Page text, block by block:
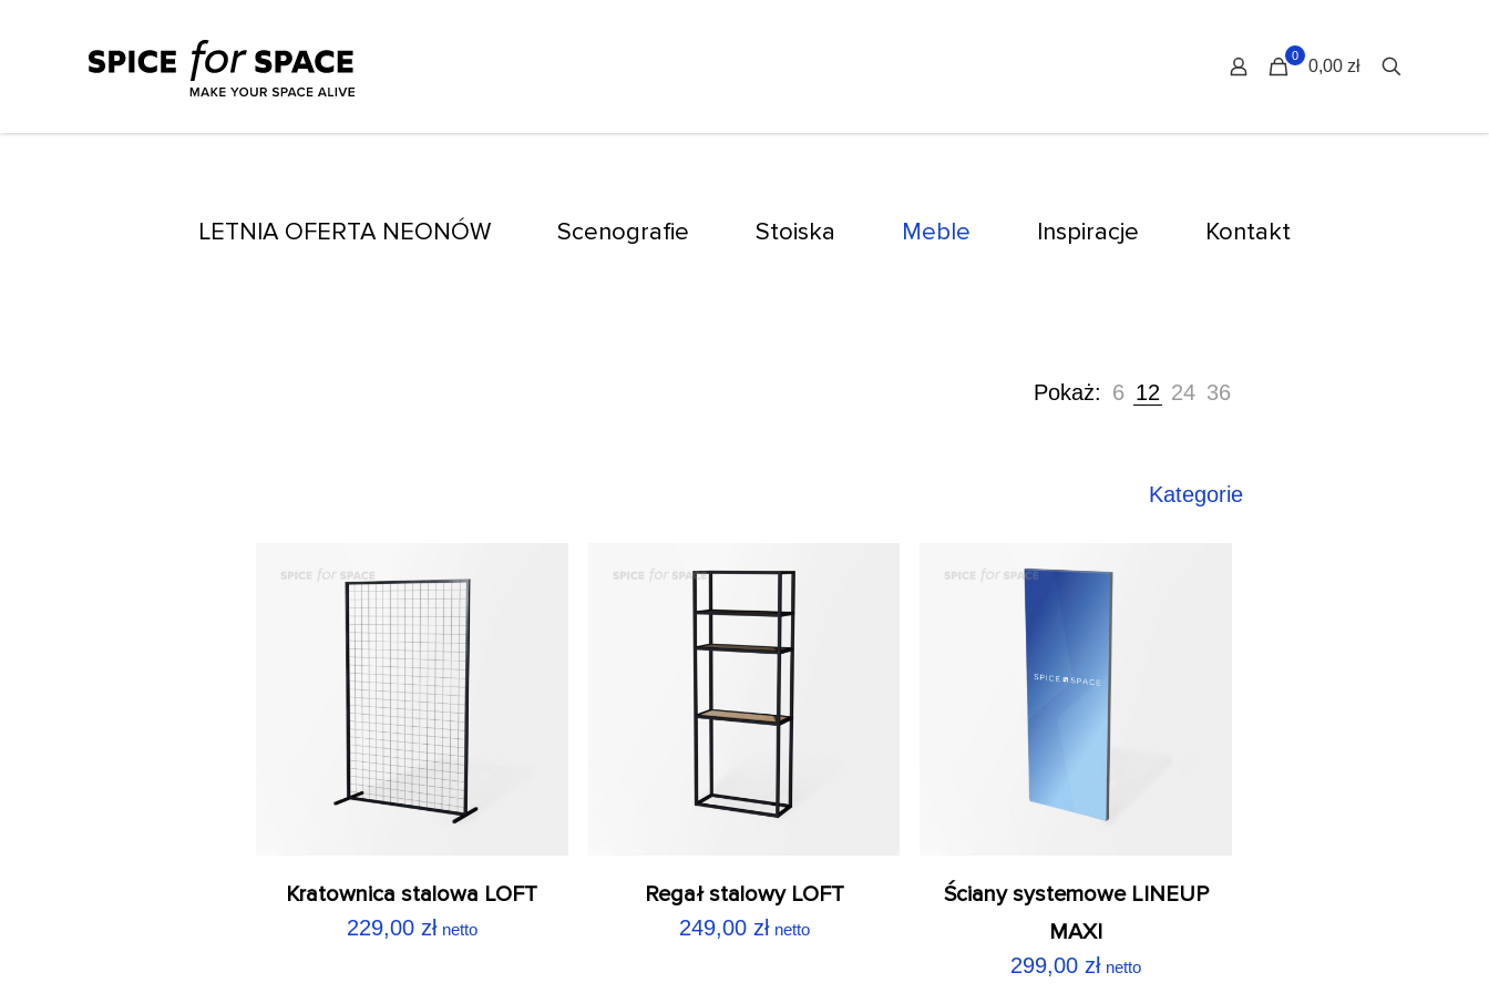
0
0,00 zł
LETNIA OFERTA NEONÓW Scenografie Stoiska Meble Inspiracje Kontakt
Pokaż: 6 12 24 36
Kategorie
Kratownica stalowa LOFT
229,00 zł netto
Regał stalowy LOFT
249,00 zł netto
Ściany systemowe LINEUP
MAXI
299,00 zł netto